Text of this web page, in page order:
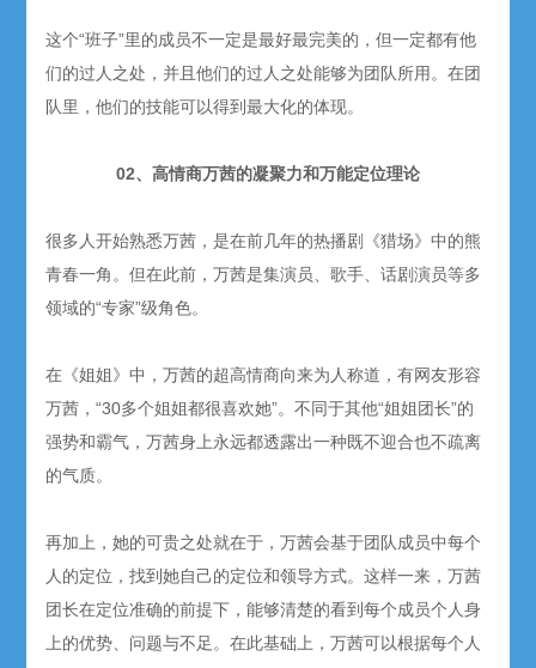
这个“班子”里的成员不一定是最好最完美的，但一定都有他
们的过人之处，并且他们的过人之处能够为团队所用。在团
队里，他们的技能可以得到最大化的体现。
02、高情商万茜的凝聚力和万能定位理论
很多人开始熟悉万茜，是在前几年的热播剧《猎场》中的熊
青春一角。但在此前，万茜是集演员、歌手、话剧演员等多
领域的“专家”级角色。
在《姐姐》中，万茜的超高情商向来为人称道，有网友形容
万茜，“30多个姐姐都很喜欢她”。不同于其他“姐姐团长”的
强势和霸气，万茜身上永远都透露出一种既不迎合也不疏离
的气质。
再加上，她的可贵之处就在于，万茜会基于团队成员中每个
人的定位，找到她自己的定位和领导方式。这样一来，万茜
团长在定位准确的前提下，能够清楚的看到每个成员个人身
上的优势、问题与不足。在此基础上，万茜可以根据每个人